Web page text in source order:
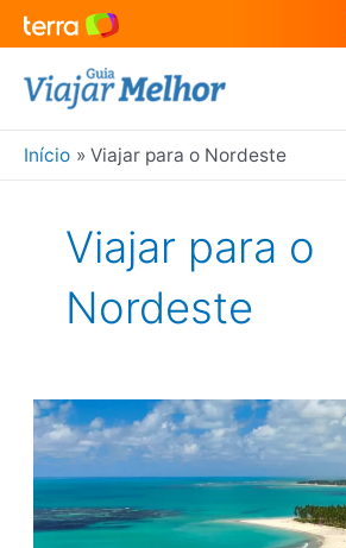
para
conteúdo
Início Viajar para o Nordeste
Viajar para o
Nordeste